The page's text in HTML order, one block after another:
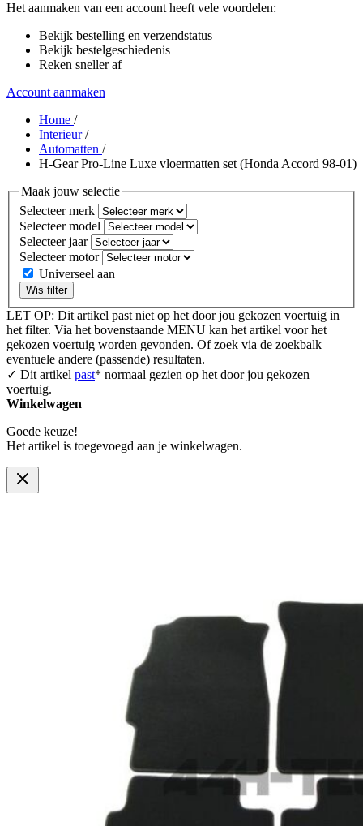
Het aanmaken van een account heeft vele voordelen:
Bekijk bestelling en verzendstatus
Bekijk bestelgeschiedenis
Reken sneller af
Account aanmaken
Home /
Interieur/
Automatten /
H-Gear Pro-Line Luxe vloermatten set (Honda Accord 98-01)
Maak jouw selectie
Selecteer merk
Selecteer model
Selecteer jaar
Selecteer motor
Universeel aan
Wis filter
LET OP: Dit artikel past niet op het door jou gekozen voertuig in
het filter. Via het bovenstaande MENU kan het artikel voor het
gekozen voertuig worden gevonden. Of zoek via de zoekbalk
eventuele andere (passende) resultaten.
✓ Dit artikel past* normaal gezien op het door jou gekozen
voertuig.
Winkelwagen
Goede keuze!
Het artikel is toegevoegd aan je winkelwagen.